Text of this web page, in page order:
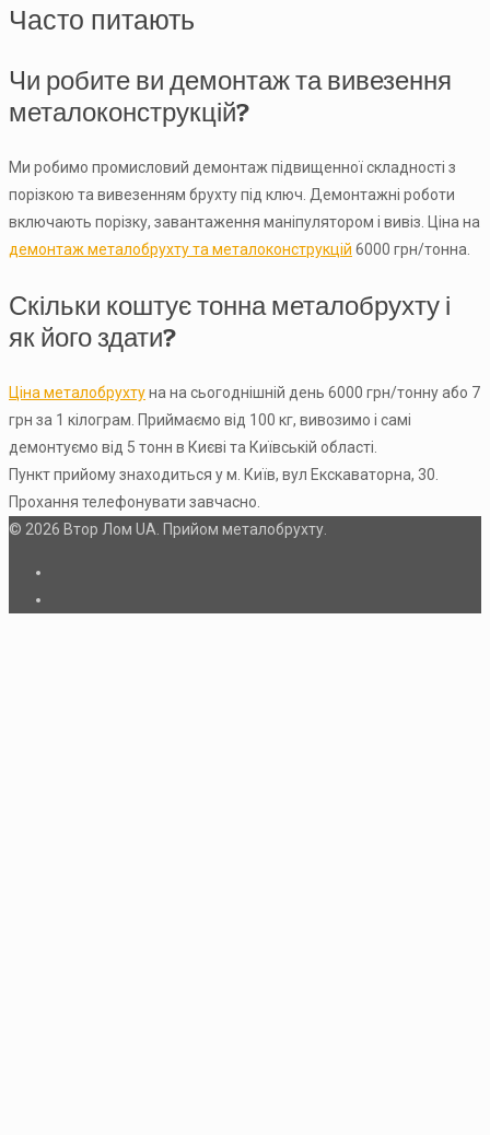
Часто питають
Чи робите ви демонтаж та вивезення
металоконструкцій?
Ми робимо промисловий демонтаж підвищенної складності з
порізкою та вивезенням брухту під ключ. Демонтажні роботи
включають порізку, завантаження маніпулятором і вивіз. Ціна на
демонтаж металобрухту та металоконструкцій 6000 грн/тонна.
Скільки коштує тонна металобрухту і
як його здати?
Ціна металобрухтуна на сьогоднішній день 6000 грн/тонну або 7
грн за 1 кілограм. Приймаємо від 100 кг, вивозимо і самі
демонтуємо від 5 тонн в Києві та Київській області.
Пункт прийому знаходиться у м. Київ, вул Екскаваторна, 30.
Прохання телефонувати завчасно.
© 2026 Втор Лом UA. Прийом металобрухту.